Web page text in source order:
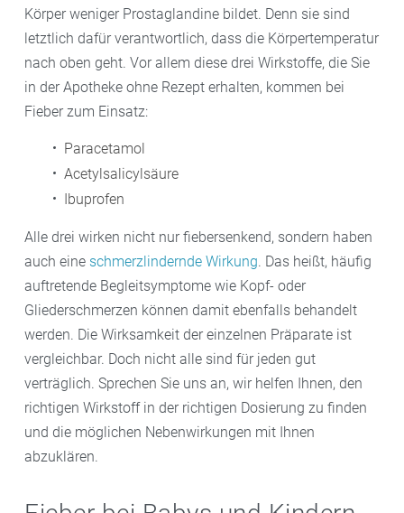
Körper weniger Prostaglandine bildet. Denn sie sind
letztlich dafür verantwortlich, dass die Körpertemperatur
nach oben geht. Vor allem diese drei Wirkstoffe, die Sie
in der Apotheke ohne Rezept erhalten, kommen bei
Fieber zum Einsatz:
Paracetamol
Acetylsalicylsäure
Ibuprofen
Alle drei wirken nicht nur fiebersenkend, sondern haben
auch eine schmerzlindernde Wirkung. Das heißt, häufig
auftretende Begleitsymptome wie Kopf- oder
Gliederschmerzen können damit ebenfalls behandelt
werden. Die Wirksamkeit der einzelnen Präparate ist
vergleichbar. Doch nicht alle sind für jeden gut
verträglich. Sprechen Sie uns an, wir helfen Ihnen, den
richtigen Wirkstoff in der richtigen Dosierung zu finden
und die möglichen Nebenwirkungen mit Ihnen
abzuklären.